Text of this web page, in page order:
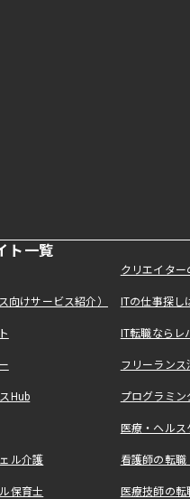
ト一覧
クリエイタ
向けサービス紹介） ITの仕事探
IT転職なら
フリーラン
Hub プログラミ
医療・ヘル
ル介護 看護師の転
保育士 医療技師の